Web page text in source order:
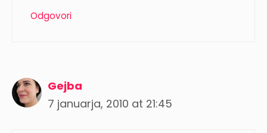
Odgovori
Gejba
7 januarja, 2010 at 21:45